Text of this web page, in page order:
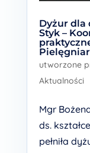
Dyżur dla
Styk –
utworzone
Aktualności
Mgr
ds.
pełniła